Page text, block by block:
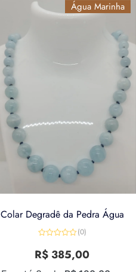
Água Marinha
Colar Degradê da Pedra Água
0
de
(0)
R$ 385,00